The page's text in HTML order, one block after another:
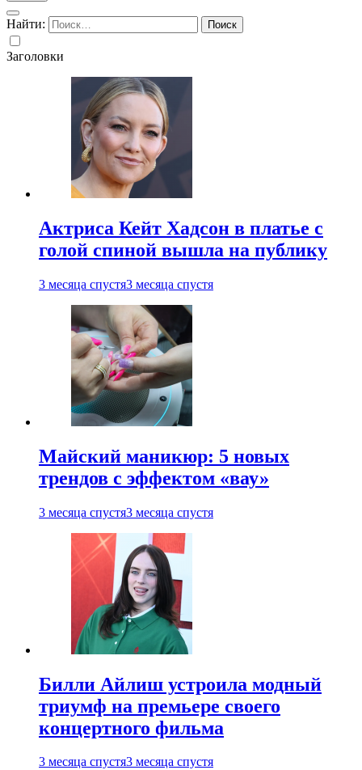
Найти:
Заголовки
Актриса Кейт Хадсон в платье с
голой спиной вышла на публику
3 месяца спустя3 месяца спустя
Майский маникюр: 5 новых
трендов с эффектом «вау»
3 месяца спустя3 месяца спустя
Билли Айлиш устроила модный
триумф на премьере своего
концертного фильма
3 месяца спустя3 месяца спустя